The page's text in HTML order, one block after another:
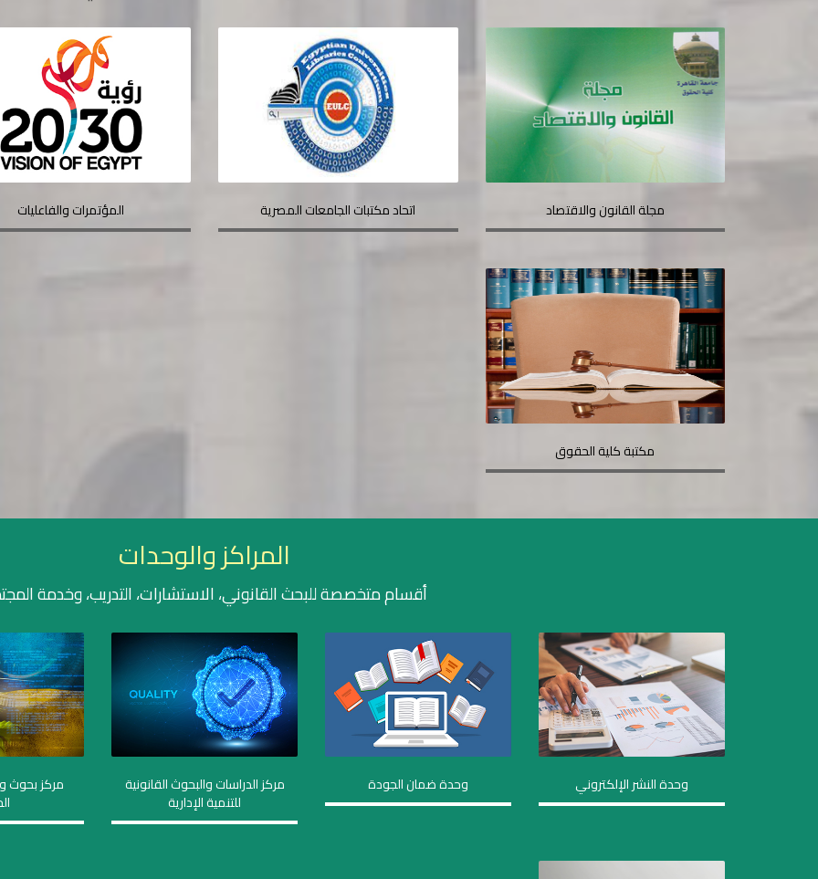
مجلة القانون والاقتصاد اتحاد مكتبات الجامعات المصرية المؤتمرات والفاعليات
مكتبة كلية الحقوق
المراكز والوحدات
أقسام متخصصة للبحث القانوني، الاستشارات، التدريب، وخدمة
وحدة النشر الإلكتروني وحدة ضمان الجودة مركز الدراسات والبحوث القانونية
للتنمية الإدارية
مركز بحوث